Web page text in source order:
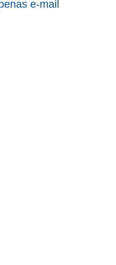
e-mail